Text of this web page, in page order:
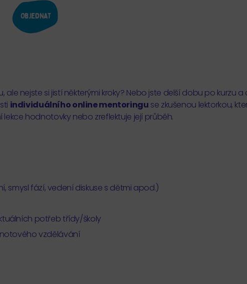
Objednat
nejste si jistí některými kroky? Nebo jste delší dobu po kurzu a
individuálního online mentoringu se zkušenou lektorkou,
hodnotovky nebo zreflektuje její průběh.
smysl fází, vedení diskuse s dětmi apod.)
potřeb třídy/školy
vzdělávání